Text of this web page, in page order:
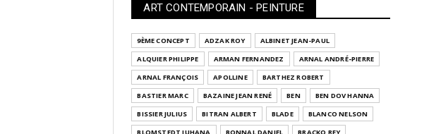
ART CONTEMPORAIN - PEINTURE
9ÈME CONCEPT ADZAK ROY
ALBINET JEAN-PAUL
ALQUIER PHILIPPE
ARMAN FERNANDEZ
ARNAL ANDRÉ-PIERRE
ARNAL FRANÇOIS
APOLLINE
BARTHEZ ROBERT
BASTIER MARC
BAZAINE JEAN RENÉ BEN
BEN DOV HANNA
BISSIER JULIUS
BITRAN ALBERT BLADE
BLANCO NELSON